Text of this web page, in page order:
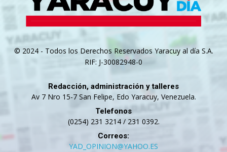
© 2024 - Todos los Derechos Reservados Yaracuy al día S.A.
RIF: J-30082948-0
Redacción, administración y talleres
Av 7 Nro 15-7 San Felipe, Edo Yaracuy, Venezuela.
Telefonos
(0254) 231 3214 / 231 0392.
Correos:
YAD_OPINION@YAHOO.ES